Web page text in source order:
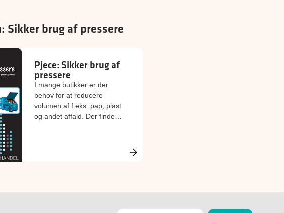
Sikker brug af pressere
Pjece: Sikker brug af
pressere
I mange butikker er der
behov for at reducere
volumen af f.eks. pap, plast
og andet affald. Der findes